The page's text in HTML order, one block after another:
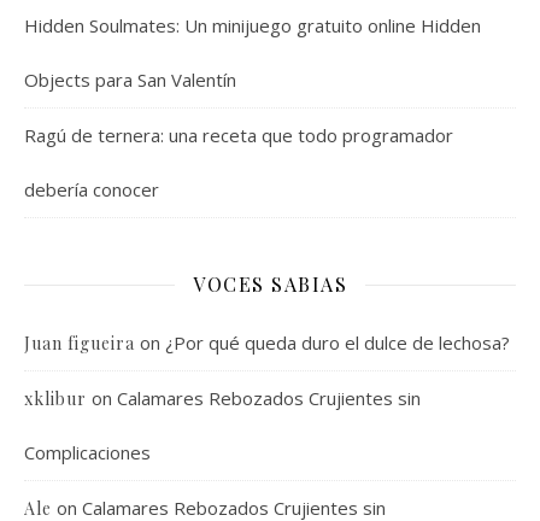
Hidden Soulmates: Un minijuego gratuito online Hidden
Objects para San Valentín
Ragú de ternera: una receta que todo programador
debería conocer
VOCES SABIAS
Juan figueira on ¿Por qué queda duro el dulce de lechosa?
xklibur on Calamares Rebozados Crujientes sin
Complicaciones
Ale on Calamares Rebozados Crujientes sin